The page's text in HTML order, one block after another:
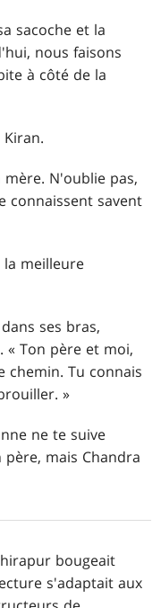
sacoche et la
nous faisons
à côté de la
N'oublie pas,
connaissent savent
la meilleure
ses bras,
« Ton père et moi,
chemin. Tu connais
»
ne te suive
mais Chandra
bougeait
s'adaptait aux